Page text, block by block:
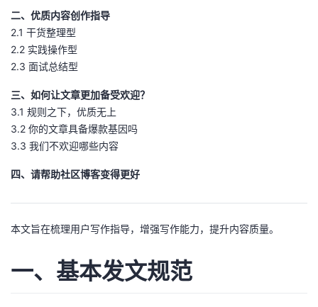
注
的
开
者
学
堂
我
的
我
支
持
我
术
云
二、优质内容创作指导
2.1 干货整理型
2.2 实践操作型
2.3 面试总结型
三、如何让文章更加备受欢迎？
3.1 规则之下，优质无上
3.2 你的文章具备爆款基因吗
3.3 我们不欢迎哪些内容
四、请帮助社区博客变得更好
本文旨在梳理用户写作指导，增强写作能力，提升内容质量。
一、基本发文规范